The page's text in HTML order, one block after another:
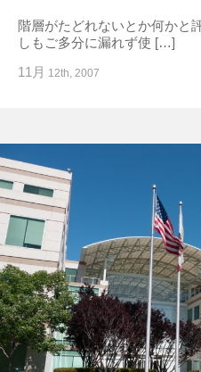
階層がたどれないとか何かと
しもご多分に漏れず使 […]
11月 12th, 2007